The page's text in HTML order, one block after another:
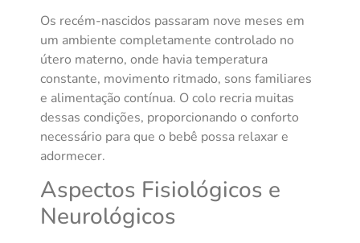
Os recém-nascidos passaram nove meses em
um ambiente completamente controlado no
útero materno, onde havia temperatura
constante, movimento ritmado, sons familiares
e alimentação contínua. O colo recria muitas
dessas condições, proporcionando o conforto
necessário para que o bebê possa relaxar e
adormecer.
Aspectos Fisiológicos e
Neurológicos